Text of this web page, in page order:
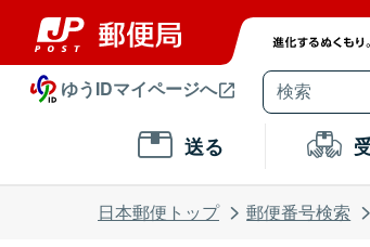
ゆうIDマイページへ
送る
日本郵便トップ 郵便番号検索